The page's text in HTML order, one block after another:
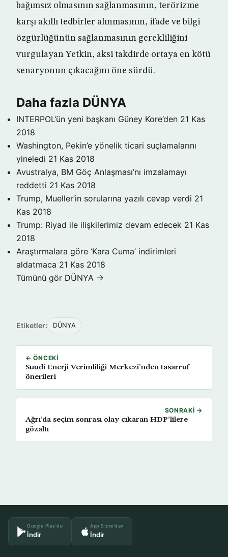
bağımsız olmasının sağlanmasının, terörizme
karşı akıllı tedbirler alınmasının, ifade ve bilgi
özgürlüğünün sağlanmasının gerekliliğini
vurgulayan Yetkin, aksi takdirde ortaya en kötü
senaryonun çıkacağını öne sürdü.
Daha fazla DÜNYA
INTERPOL’ün yeni başkanı Güney Kore’den 21 Kas
2018
Washington, Pekin’e yönelik ticari suçlamalarını
yineledi 21 Kas 2018
Avustralya, BM Göç Anlaşması’nı imzalamayı
reddetti 21 Kas 2018
Trump, Mueller’in sorularına yazılı cevap verdi 21
Kas 2018
Trump: Riyad ile ilişkilerimiz devam edecek 21 Kas
2018
Araştırmalara göre ‘Kara Cuma’ indirimleri
aldatmaca 21 Kas 2018
Tümünü gör DÜNYA →
Etiketler: DÜNYA
← ÖNCEKI
Suudi Enerji Verimliliği Merkezi’nden tasarruf
önerileri
SONRAKI →
Ağrı’da seçim sonrası olay çıkaran HDP’lilere
gözaltı
Google Play'de
İndir
App Store'dan
İndir